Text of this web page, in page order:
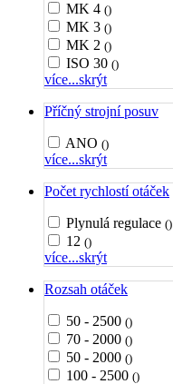
MK 4 ()
MK 3 ()
MK 2 ()
ISO 30 ()
více...skrýt
Příčný strojní posuv
ANO ()
více...skrýt
Počet rychlostí otáček
Plynulá regulace ()
12 ()
více...skrýt
Rozsah otáček
50 - 2500 ()
70 - 2000 ()
50 - 2000 ()
100 - 2500 ()